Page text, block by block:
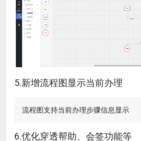
5.新增流程图显示当前办理
流程图支持当前办理步骤信息显示
6.优化穿透帮助、会签功能等